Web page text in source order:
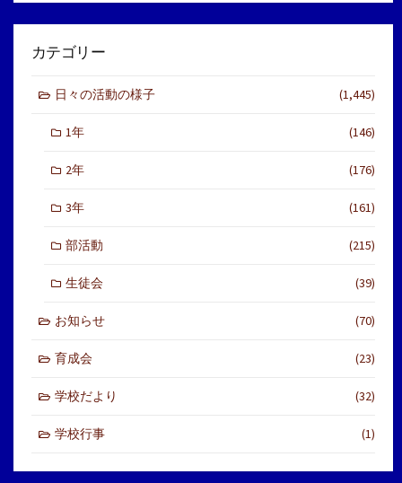
カテゴリー
日々の活動の様子 (1,445)
1年 (146)
2年 (176)
3年 (161)
部活動 (215)
生徒会 (39)
お知らせ (70)
育成会 (23)
学校だより (32)
学校行事 (1)